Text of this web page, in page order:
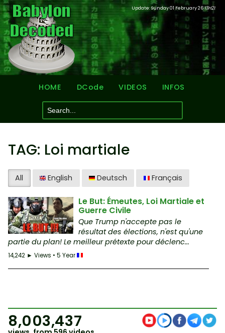
Update: Sunday 01 February 2613H21
HOME DCode VIDEOS INFOS
TAG: Loi martiale
All English Deutsch Français
Le But: Émeutes, Loi Martiale et
Guerre Civile
Que Trump n'accepte pas le
résultat des élections, n'est qu'une
partie du plan! Le meilleur prétexte pour déclenc...
14,242 ► Views • 5 Year
8,003,437